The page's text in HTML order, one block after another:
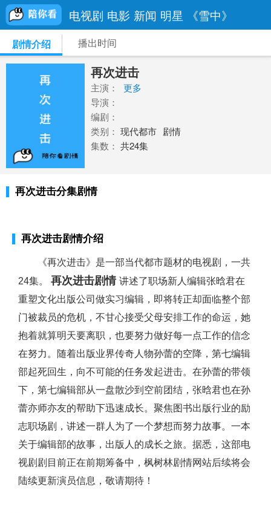
电视剧 电影 新闻 明星 《雪中》
剧情介绍 播出时间
再次进击
主演：
更多
导演：
编剧：
类别： 现代都市 剧情
集数： 共24集
再次进击分集剧情
再次进击剧情介绍
《再次进击》是一部当代都市题材的电视剧，一共
24集。再次进击剧情讲述了职场新人编辑张晗君在
重塑文化出版公司做实习编辑，即将转正却面临整个部
门被裁员的危机，不甘心接受父母安排工作的命运，她
抱着就算明天要离职，也要努力做好每一点工作的信念
在努力。随着出版业界传奇人物孙蕾的空降，第七编辑
部起死回生，向不可能的任务发起进击。在孙蕾的带领
下，第七编辑部从一盘散沙到空前团结，张晗君也在孙
蕾亦师亦友的帮助下迅速成长。聚焦图书出版行业的励
志职场剧，讲述一群人为了一个梦想而努力故事。一本
关于编辑部的故事，出版人的成长之旅。据悉，这部电
视剧剧目前正在前期筹备中，枫树林剧情网站后续将会
陆续更新演员信息，敬请期待！